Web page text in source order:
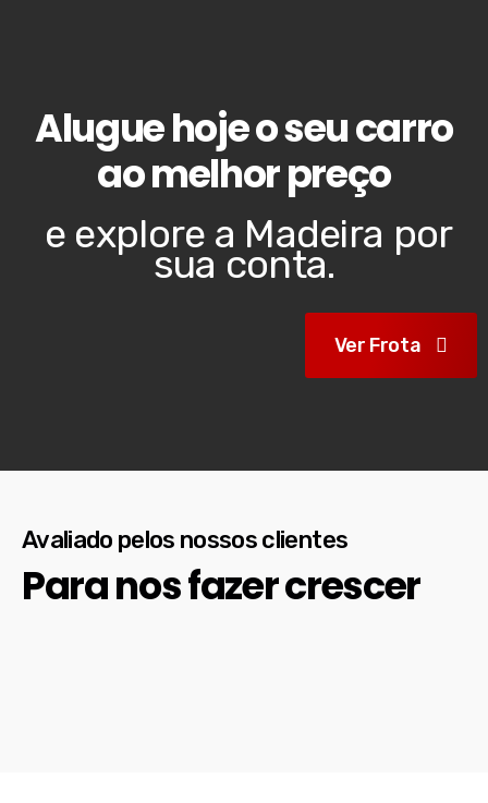
Alugue hoje o seu carro
ao melhor preço
e explore a Madeira por
sua conta.
Ver Frota
Avaliado pelos nossos clientes
Para nos fazer crescer